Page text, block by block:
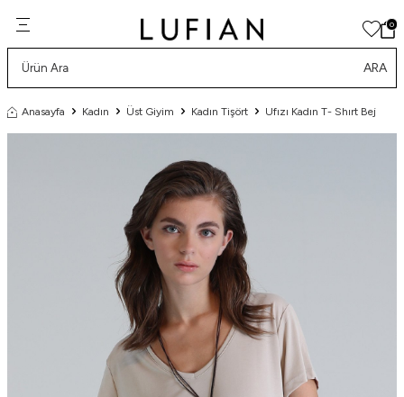
0
ARA
Anasayfa Kadın Üst Giyim Kadın Tişört Ufızı Kadın T- Shırt Bej